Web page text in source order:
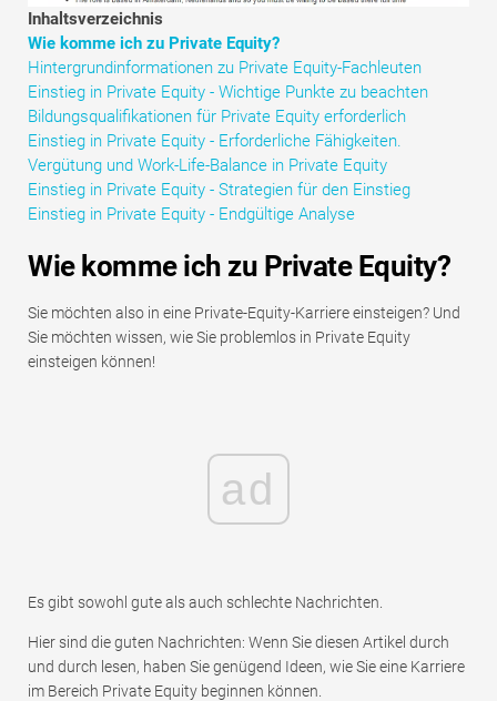
Tutorials zur Finanzmodellierung
Vollständige Form
Risikomanagement-Tutorials
Inhaltsverzeichnis
Wie komme ich zu Private Equity?
Hintergrundinformationen zu Private Equity-Fachleuten
Einstieg in Private Equity - Wichtige Punkte zu beachten
Bildungsqualifikationen für Private Equity erforderlich
Einstieg in Private Equity - Erforderliche Fähigkeiten.
Vergütung und Work-Life-Balance in Private Equity
Einstieg in Private Equity - Strategien für den Einstieg
Einstieg in Private Equity - Endgültige Analyse
Wie komme ich zu Private Equity?
Sie möchten also in eine Private-Equity-Karriere einsteigen? Und
Sie möchten wissen, wie Sie problemlos in Private Equity
einsteigen können!
ad
Es gibt sowohl gute als auch schlechte Nachrichten.
Hier sind die guten Nachrichten: Wenn Sie diesen Artikel durch
und durch lesen, haben Sie genügend Ideen, wie Sie eine Karriere
im Bereich Private Equity beginnen können.